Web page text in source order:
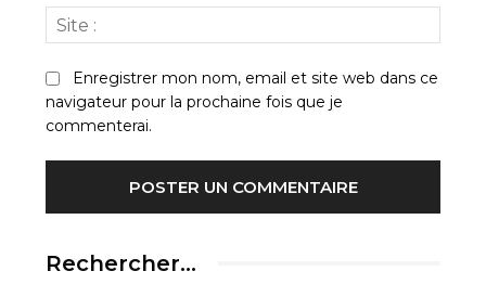
:
Enregistrer mon nom, email et site web dans ce
navigateur pour la prochaine fois que je
commenterai.
Rechercher…